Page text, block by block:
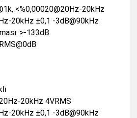
<%0,00020@20Hz-20kHz
20kHz ±0,1 -3dB@90kHz
>-133dB
20kHz 4VRMS
20kHz ±0,1 -3dB@90kHz